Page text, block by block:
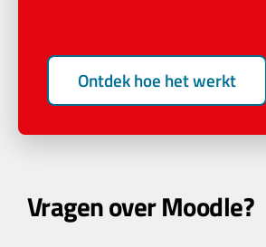
Ontdek hoe het werkt
Vragen over Moodle?